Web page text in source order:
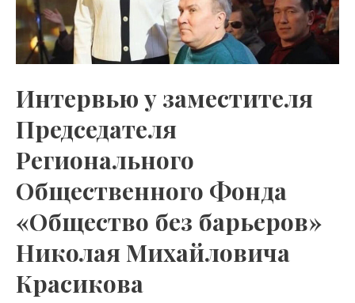
Интервью у заместителя
Председателя
Регионального
Общественного Фонда
«Общество без барьеров»
Николая Михайловича
Красикова
Общественного
Фонда
«Общество
без
барьеров»
Николая
Михайловича
Красикова